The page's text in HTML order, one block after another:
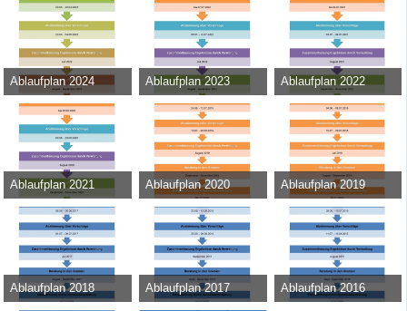
0
Ablaufplan 2024
Admin-15. März 2023
Ablaufplan 2023
Admin-17. Juni 2022
43.751
0
Ablaufplan 2022
Admin-8. Juni 2021
31.130
0
Ablaufplan 2021
Admin-22. Juni 2020
39.160
0
Ablaufplan 2020
Admin-17. Juni 2019
35.148
0
Ablaufplan 2019
Admin-23. April 2018
37.888
0
Ablaufplan 2018
Admin-30. Mai 2017
Ablaufplan 2017
Admin-18. August 2016
Ablaufplan 2016
Admin-22. Juli 2015